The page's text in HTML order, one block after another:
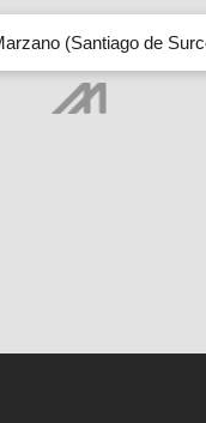
(Santiago de